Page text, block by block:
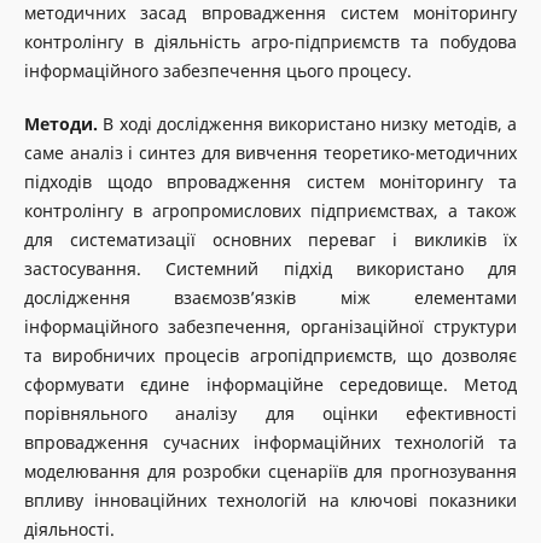
методичних засад впровадження систем моніторингу
контролінгу в діяльність агро-підприємств та побудова
інформаційного забезпечення цього процесу.
Методи. В ході дослідження використано низку методів, а
саме аналіз і синтез для вивчення теоретико-методичних
підходів щодо впровадження систем моніторингу та
контролінгу в агропромислових підприємствах, а також
для систематизації основних переваг і викликів їх
застосування. Системний підхід використано для
дослідження взаємозв’язків між елементами
інформаційного забезпечення, організаційної структури
та виробничих процесів агропідприємств, що дозволяє
сформувати єдине інформаційне середовище. Метод
порівняльного аналізу для оцінки ефективності
впровадження сучасних інформаційних технологій та
моделювання для розробки сценаріїв для прогнозування
впливу інноваційних технологій на ключові показники
діяльності.